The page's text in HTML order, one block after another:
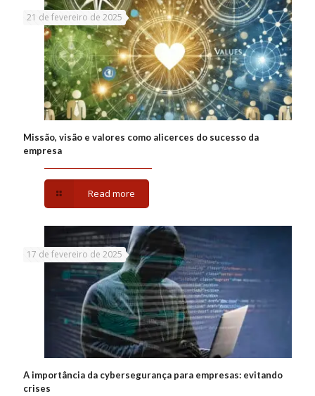
21 de fevereiro de 2025
Missão, visão e valores como alicerces do sucesso da
empresa
Read more
17 de fevereiro de 2025
A importância da cybersegurança para empresas: evitando
crises